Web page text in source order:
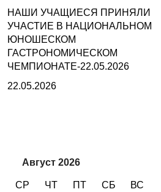
НАШИ УЧАЩИЕСЯ ПРИНЯЛИ
УЧАСТИЕ В НАЦИОНАЛЬНОМ
ЮНОШЕСКОМ
ГАСТРОНОМИЧЕСКОМ
ЧЕМПИОНАТЕ-22.05.2026
22.05.2026
Август 2026
СР ЧТ ПТ СБ ВС